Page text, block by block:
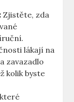
Zjistěte, zda
lákají na
zavazadlo
kolik byste